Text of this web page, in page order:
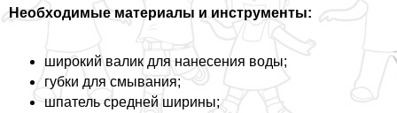
Необходимые материалы и инструменты:
широкий валик для нанесения воды;
губки для смывания;
шпатель средней ширины;